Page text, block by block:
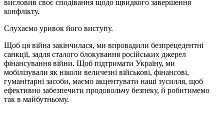
висловив своє сподівання щодо щвидкого завершення
конфлікту.
Слухаємо уривок його виступу.
Щоб ця війна закінчилася, ми впровадили безпрецедентні
санкції, задля сталого блокування російських джерел
фінансування війни. Щоб підтримати Україну, ми
мобілізували як ніколи величезні військові, фінансові,
гуманітарні засоби, маємо акцентувати наші зусилля, щоб
ефективно забезпечити продовольчу безпеку, й робитимемо
так в майбутньому.